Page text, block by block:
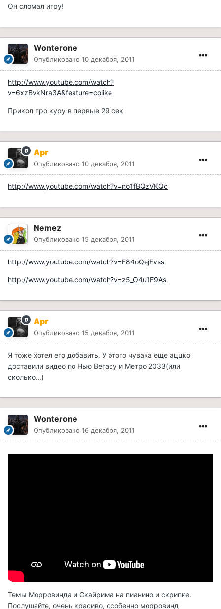
Он сломал игру!
Wonterone
Опубликовано 10 декабря, 2011
http://www.youtube.com/watch?
v=6xzBvkNra3A&feature=colike
Прикол про куру в первые 29 сек
Арг
Опубликовано 10 декабря, 2011
http://www.youtube.com/watch?v=no1fBQzVKQc
Nemez
Опубликовано 15 декабря, 2011
http://www.youtube.com/watch?v=F84oQejFvss
http://www.youtube.com/watch?v=z5_O4u1F9As
Арг
Опубликовано 15 декабря, 2011
Я тоже хотел его добавить. У этого чувака еще аццко
доставили видео по Нью Вегасу и Метро 2033(или
сколько...)
Wonterone
Опубликовано 16 декабря, 2011
Темы Морровинда и Скайрима на пианино и скрипке.
Послушайте, очень красиво, особенно морровинд